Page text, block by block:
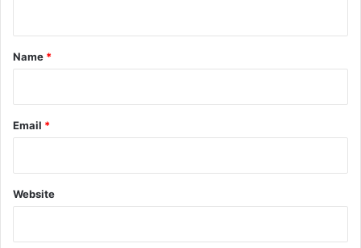
*
Name *
Email *
Website